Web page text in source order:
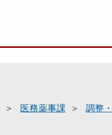
医務薬事課
調整